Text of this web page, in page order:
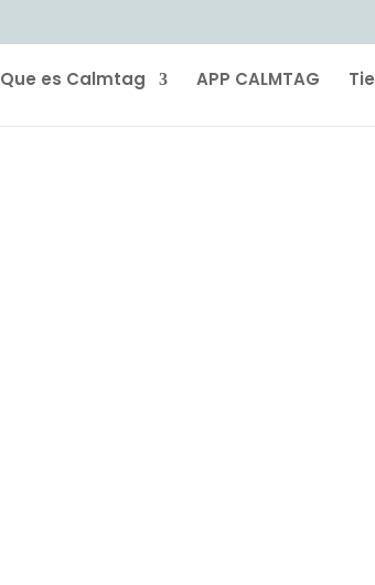
Que es Calmtag APP CALMTAG